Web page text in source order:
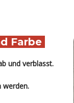
Farbe
und verblasst.
werden.